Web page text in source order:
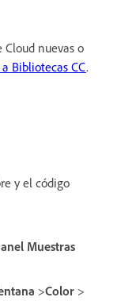
Cloud nuevas o
Bibliotecas CC.
y el código
Muestras
>Color>